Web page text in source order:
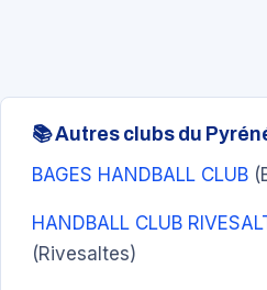
📚 Autres clubs du
BAGES HANDBALL CLUB
HANDBALL CLUB
(Rivesaltes)